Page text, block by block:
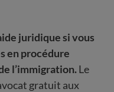
juridique si vous
en procédure
l’immigration.Le
gratuit aux